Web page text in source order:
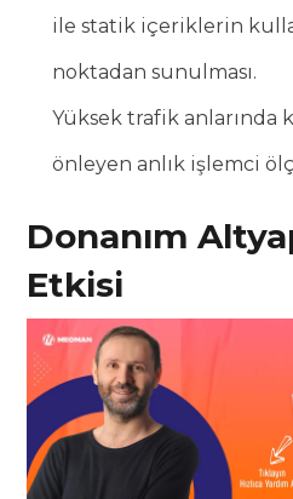
ile statik içeriklerin
noktadan sunulması.
Yüksek trafik anlarında
önleyen anlık işlemci
Donanım
Etkisi